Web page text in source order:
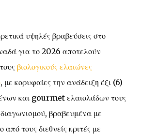
υψηλές βραβεύσεις στο
για το 2026 αποτελούν
βιολογικούς ελαιώνες
, με κορυφαίες την ανάδειξη έξι (6)
και gourmet ελαιολάδων τους
βραβευμένα με
από τους διεθνείς κριτές με